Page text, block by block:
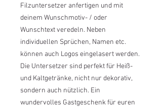
Filzuntersetzer anfertigen und mit
deinem Wunschmotiv- / oder
Wunschtext veredeln. Neben
individuellen Sprüchen, Namen etc.
können auch Logos eingelasert werden.
Die Untersetzer sind perfekt für Heiß-
und Kaltgetränke, nicht nur dekorativ,
sondern auch nützlich. Ein
wundervolles Gastgeschenk für euren